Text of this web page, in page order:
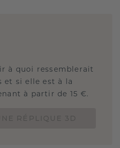
à quoi ressemblerait
et si elle est à la
à partir de 15 €.